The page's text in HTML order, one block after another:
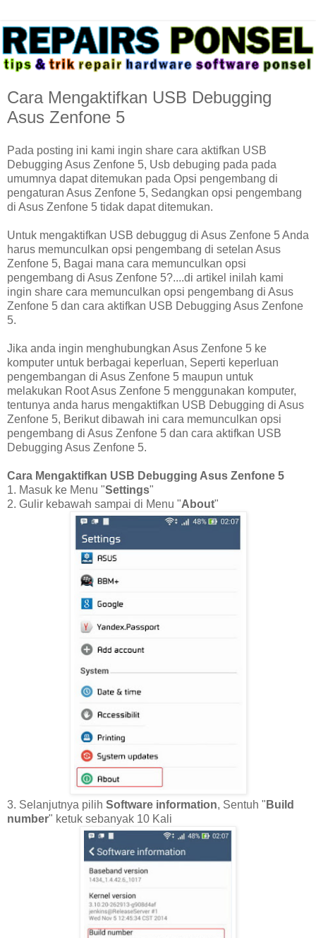
Cara Mengaktifkan USB Debugging
Asus Zenfone 5
Pada posting ini kami ingin share cara aktifkan USB
Debugging Asus Zenfone 5, Usb debuging pada pada
umumnya dapat ditemukan pada Opsi pengembang di
pengaturan Asus Zenfone 5, Sedangkan opsi pengembang
di Asus Zenfone 5 tidak dapat ditemukan.
Untuk mengaktifkan USB debuggug di Asus Zenfone 5 Anda
harus memunculkan opsi pengembang di setelan Asus
Zenfone 5, Bagai mana cara memunculkan opsi
pengembang di Asus Zenfone 5?....di artikel inilah kami
ingin share cara memunculkan opsi pengembang di Asus
Zenfone 5 dan cara aktifkan USB Debugging Asus Zenfone
5.
Jika anda ingin menghubungkan Asus Zenfone 5 ke
komputer untuk berbagai keperluan, Seperti keperluan
pengembangan di Asus Zenfone 5 maupun untuk
melakukan Root Asus Zenfone 5 menggunakan komputer,
tentunya anda harus mengaktifkan USB Debugging di Asus
Zenfone 5, Berikut dibawah ini cara memunculkan opsi
pengembang di Asus Zenfone 5 dan cara aktifkan USB
Debugging Asus Zenfone 5.
Cara Mengaktifkan USB Debugging Asus Zenfone 5
1. Masuk ke Menu "Settings"
2. Gulir kebawah sampai di Menu "About"
3. Selanjutnya pilih Software information, Sentuh " Build
number" ketuk sebanyak 10 Kali